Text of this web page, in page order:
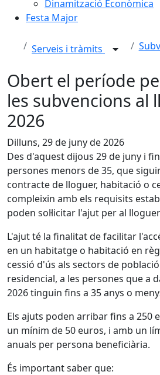
Dinamització Econòmica
Festa Major
Serveis i tràmits
Obert el període
les subvencions al
2026
Dilluns, 29 de juny de 2026
Des d'aquest dijous 29 de juny i
persones menors de 35, que
contracte de lloguer, habitació o
compleixin amb els requisits
poden sol·licitar l'ajut per al
L'ajut té la finalitat de facilitar
en un habitatge o habitació en
cessió d'ús als sectors de
residencial, a les persones que a
2026 tinguin fins a 35 anys o
Els ajuts poden arribar fins a 250
un mínim de 50 euros, i amb un
anuals per persona beneficiària.
És important saber que: